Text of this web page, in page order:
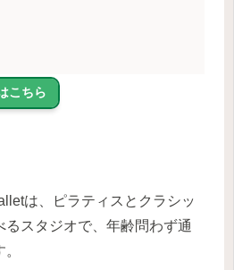
こちら
は、ピラティスとクラシッ
るスタジオで、年齢問わず通